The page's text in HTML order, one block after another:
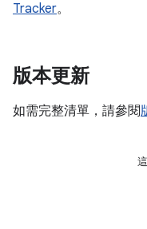
Tracker。
版本更新
如需完整清單，請參閱